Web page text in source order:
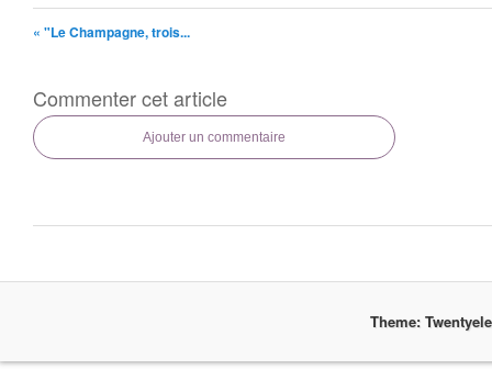
« "Le Champagne, trois...
Commenter cet article
Ajouter un commentaire
Theme: